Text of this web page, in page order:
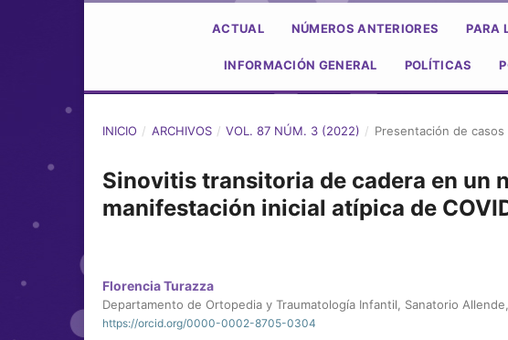
ACTUAL NÚMEROS ANTERIORES PARA
INFORMACIÓN GENERAL POLÍTICAS
INICIO / ARCHIVOS / VOL. 87 NÚM. 3 (2022) / Presentación de casos
Sinovitis transitoria de cadera en un
manifestación inicial atípica de
Florencia Turazza
Departamento de Ortopedia y Traumatología Infantil, Sanatorio
https://orcid.org/0000-0002-8705-0304